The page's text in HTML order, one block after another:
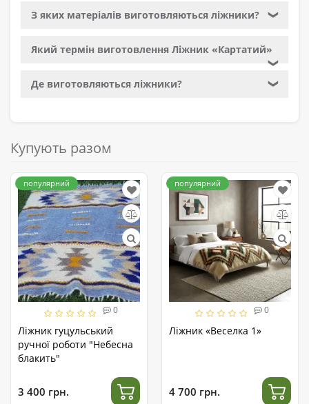
З яких матеріалів виготовляються ліжники? ❯
Який термін виготовлення Ліжник «Картатий»
❯
Де виготовляються ліжники? ❯
Купують разом
популярний
0
Ліжник гуцульський
ручної роботи "Небесна
блакить"
3 400 грн.
популярний
0
Ліжник «Веселка 1»
4 700 грн.